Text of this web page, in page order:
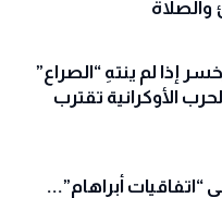
والصلاة
إذا لم ينتهِ “الصراع”
الأوكرانية تقترب
أبراهام”...